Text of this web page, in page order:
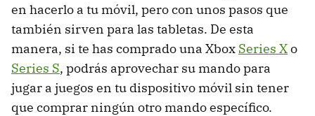
en hacerlo a tu móvil, pero con unos pasos que
también sirven para las tabletas. De esta
manera, si te has comprado una Xbox Series Xo
Series S, podrás aprovechar su mando para
jugar a juegos en tu dispositivo móvil sin tener
que comprar ningún otro mando específico.